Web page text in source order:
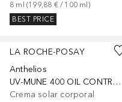
8 ml (199,88 € / 100 ml )
BEST PRICE
LA ROCHE-POSAY
Anthelios
UV-MUNE 400 OIL CONTROL SPF50+
Crema solar corporal